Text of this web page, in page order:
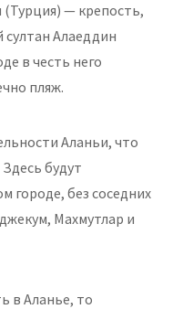
— крепость,
Алаеддин
в честь него
пляж.
Аланьи, что
будут
городе, без соседних
Махмутлар и
в Аланье, то